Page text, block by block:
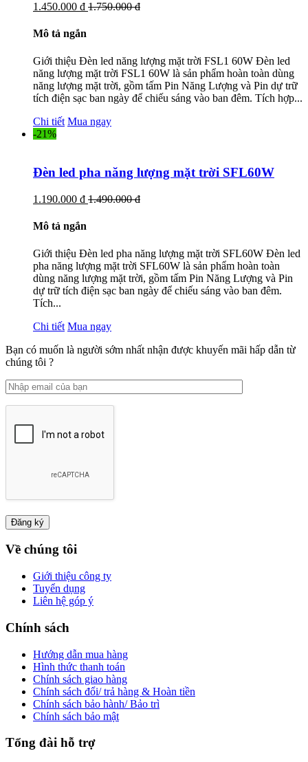
1.450.000 đ 1.750.000 đ
Mô tả ngắn
Giới thiệu Đèn led năng lượng mặt trời FSL1 60W Đèn led
năng lượng mặt trời FSL1 60W là sản phẩm hoàn toàn dùng
năng lượng mặt trời, gồm tấm Pin Năng Lượng và Pin dự trữ
tích điện sạc ban ngày để chiếu sáng vào ban đêm. Tích hợp...
Chi tiết Mua ngay
-21%
Đèn led pha năng lượng mặt trời SFL60W
1.190.000 đ 1.490.000 đ
Mô tả ngắn
Giới thiệu Đèn led pha năng lượng mặt trời SFL60W Đèn led
pha năng lượng mặt trời SFL60W là sản phẩm hoàn toàn
dùng năng lượng mặt trời, gồm tấm Pin Năng Lượng và Pin
dự trữ tích điện sạc ban ngày để chiếu sáng vào ban đêm.
Tích...
Chi tiết Mua ngay
Bạn có muốn là người sớm nhất nhận được khuyến mãi hấp dẫn từ
chúng tôi ?
Về chúng tôi
Giới thiệu công ty
Tuyển dụng
Liên hệ góp ý
Chính sách
Hướng dẫn mua hàng
Hình thức thanh toán
Chính sách giao hàng
Chính sách đổi/ trả hàng & Hoàn tiền
Chính sách bảo hành/ Bảo trì
Chính sách bảo mật
Tổng đài hỗ trợ